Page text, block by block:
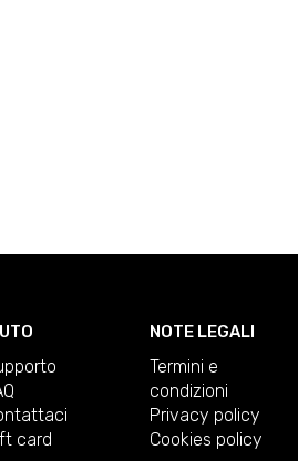
card
NOTE LEGALI
Termini e
condizioni
Privacy policy
Cookies policy